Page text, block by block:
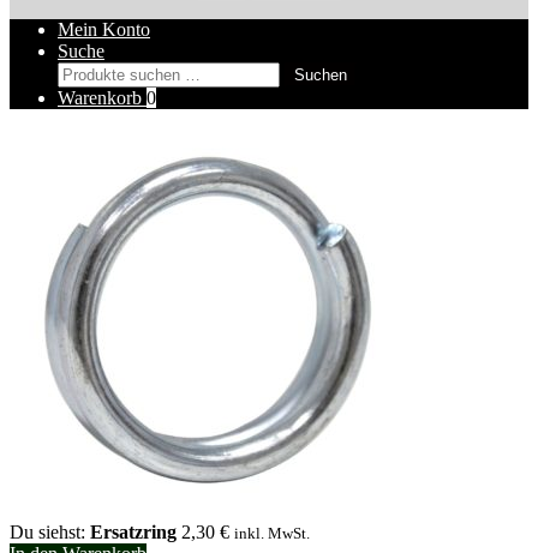
Mein Konto
Suche
Suchen
nach:
Suchen
Warenkorb 0
Du siehst: Ersatzring 2,30 € inkl. MwSt.